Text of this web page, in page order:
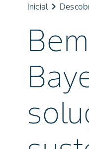
Inicial keyboard_arrow_right